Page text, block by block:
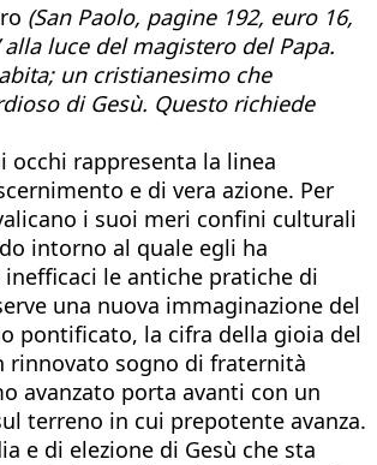
(San Paolo, pagine 192, euro 16,
luce del magistero del Papa.
un cristianesimo che
di Gesù. Questo richiede
occhi rappresenta la linea
e di vera azione. Per
i suoi meri confini culturali
intorno al quale egli ha
le antiche pratiche di
una nuova immaginazione del
pontificato, la cifra della gioia del
rinnovato sogno di fraternità
avanzato porta avanti con un
terreno in cui prepotente avanza.
e di elezione di Gesù che sta